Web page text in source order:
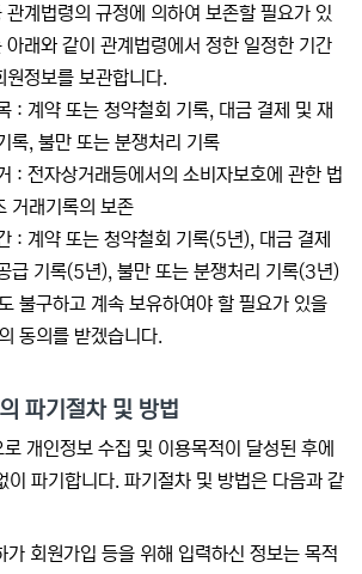
관계법령의 규정에 의하여 보존할 필요가 있
아래와 같이 관계법령에서 정한 일정한 기간
정보를 보관합니다.
: 계약 또는 청약철회 기록, 대금 결제 및 재
록, 불만 또는 분쟁처리 기록
: 전자상거래등에서의 소비자보호에 관한 법
거래기록의 보존
: 계약 또는 청약철회 기록(5년), 대금 결제
급 기록(5년), 불만 또는 분쟁처리 기록(3년)
불구하고 계속 보유하여야 할 필요가 있을
동의를 받겠습니다.
파기절차 및 방법
개인정보 수집 및 이용목적이 달성된 후에
이 파기합니다. 파기절차 및 방법은 다음과 같
가 회원가입 등을 위해 입력하신 정보는 목적